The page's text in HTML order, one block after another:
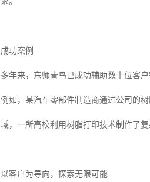
成功案例
多年来，东师青鸟已成功辅助数十位客
例如，某汽车零部件制造商通过公司的
域，一所高校利用树脂打印技术制作了
以客户为导向，探索无限可能